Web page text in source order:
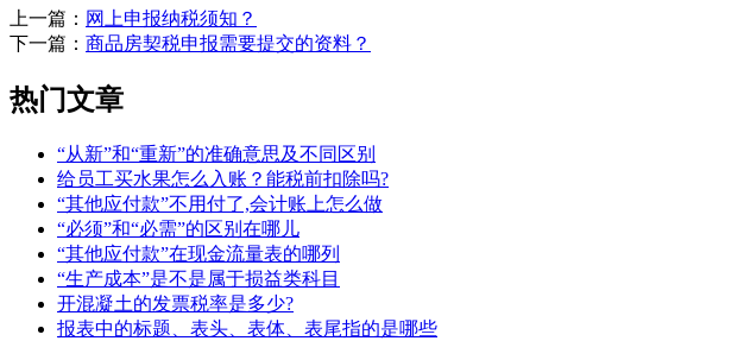
上一篇： 网上申报纳税须知？
下一篇： 商品房契税申报需要提交的资料？
热门文章
“从新”和“重新”的准确意思及不同区别
给员工买水果怎么入账？能税前扣除吗?
“其他应付款”不用付了,会计账上怎么做
“必须”和“必需”的区别在哪儿
“其他应付款”在现金流量表的哪列
“生产成本”是不是属于损益类科目
开混凝土的发票税率是多少?
报表中的标题、表头、表体、表尾指的是哪些